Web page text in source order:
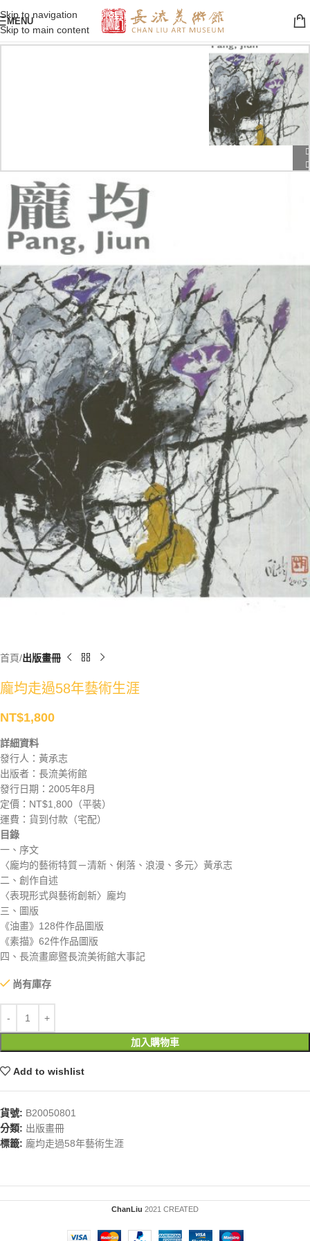
Skip to navigation
Skip to main content
MENU
首頁 出版畫冊
龐均走過58年藝術生涯
NT$1,800
詳細資料
發行人：黃承志
出版者：長流美術館
發行日期：2005年8月
定價：NT$1,800（平裝）
運費：貨到付款（宅配）
目錄
一、序文
〈龐均的藝術特質－清新、俐落、浪漫、多元〉黃承志
二、創作自述
〈表現形式與藝術創新〉龐均
三、圖版
《油畫》128件作品圖版
《素描》62件作品圖版
四、長流畫廊暨長流美術館大事記
尚有庫存
加入購物車
Add to wishlist
貨號: B20050801
分類: 出版畫冊
標籤: 龐均走過58年藝術生涯
ChanLiu 2021 CREATED